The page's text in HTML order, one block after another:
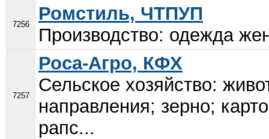
7256
Ромстиль, ЧТПУП
Производство: одежда
7257
Роса-Агро, КФХ
Сельское хозяйство:
направления; зерно;
рапс...